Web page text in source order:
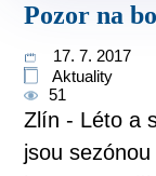
Pozor na
17. 7. 2017
Aktuality
51
Zlín - Léto a
jsou